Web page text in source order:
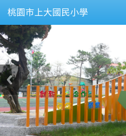
桃園市上大國民小學